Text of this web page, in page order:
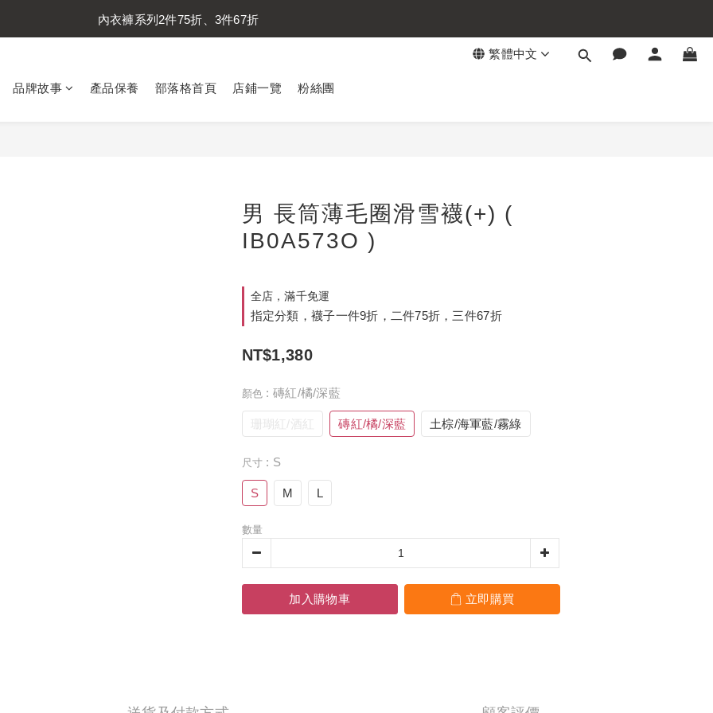
內衣褲系列2件75折、3件67折
內衣褲系列2件75折、3件67折
繁體中文
品牌故事 產品保養 部落格首頁 店鋪一覽 粉絲團
男 長筒薄毛圈滑雪襪(+) (
IB0A573O )
全店，滿千免運
指定分類，襪子一件9折，二件75折，三件67折
NT$1,380
顏色 : 磚紅/橘/深藍
珊瑚紅/酒紅 磚紅/橘/深藍 土棕/海軍藍/霧綠
尺寸 : S
S M L
數量
加入購物車 立即購買